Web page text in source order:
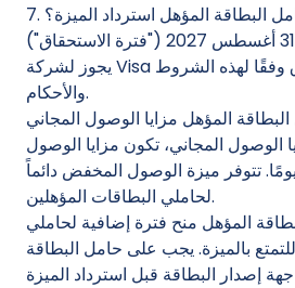
البطاقة المؤهل استرداد الميزة؟
يجوز لشركة Visa تعديل فترة الاستحقاق وفقًا لهذه الشروط
والأحكام.
المؤهل مزايا الوصول المجاني
الوصول المجاني، تكون مزايا الوصول
المجاني متاحة لمدة 15 يومًا. تتوفر ميزة الوصول المخفض دائماً
لحاملي البطاقات المؤهلين.
المؤهل منح فترة إضافية لحاملي
بالميزة. يجب على حامل البطاقة